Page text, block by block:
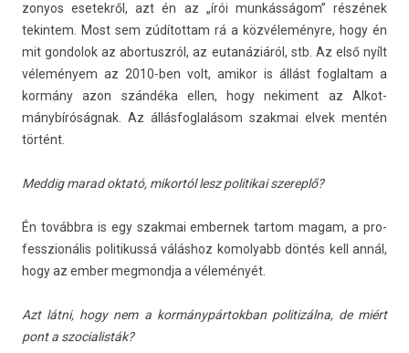
zonyos esetek­ről, azt én az „írói munkásságom” részének
tekin­tem. Most sem zúdítot­tam rá a közvéleményre, hogy én
mit gon­dolok az ab­or­tuszról, az eutanáziáról, stb. Az első nyílt
véleményem az 2010-ben volt, amikor is állást fog­laltam a
kormány azon szándéka ellen, hogy neki­ment az Al­kot­
mánybíróság­nak. Az állás­foglalásom szak­mai elvek mentén
történt.
Med­dig marad oktató, mikor­tól lesz politikai szereplő?
Én továbbra is egy szak­mai em­ber­nek tar­tom magam, a pro­
fesszionális politikussá váláshoz komolyabb döntés kell annál,
hogy az ember meg­mondja a véleményét.
Azt látni, hogy nem a kor­mánypár­tokban politizál­na, de miért
pont a szocialis­ták?